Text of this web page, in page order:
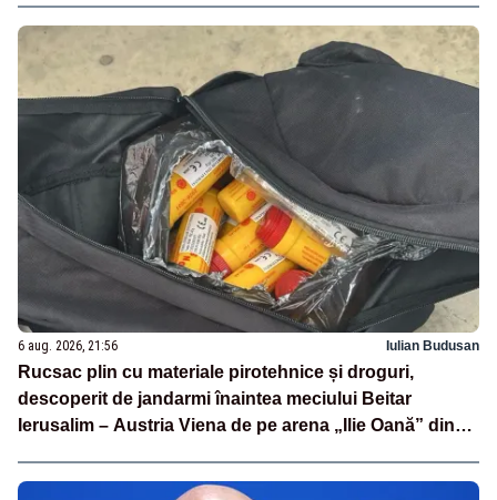
6 aug. 2026, 21:56 Iulian Budusan
Rucsac plin cu materiale pirotehnice și droguri,
descoperit de jandarmi înaintea meciului Beitar
Ierusalim – Austria Viena de pe arena „Ilie Oană” din